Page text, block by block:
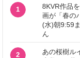
1
8KVR作品
画が「春の
(水)朝9:59
ん
2
あの桜樹ル